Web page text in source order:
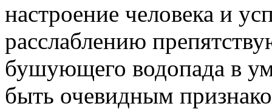
настроение человека и
расслаблению
бушующего водопада в
быть очевидным